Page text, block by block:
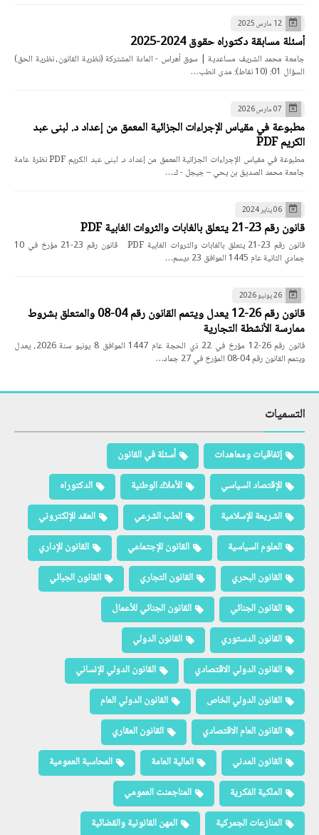
12 مارس 2025
أسئلة مسابقة دكتوراه حقوق 2024-2025
جامعة محمد الشريف مساعدية | سوق أهراس - المادة المشتركة (نظرية القانون، نظرية الحق)
السؤال 01: (10 نقاط): مدى انطب…
07 مارس 2026
مطبوعة في مقياس الإجراءات الجزائية المعمق من إعداد د. لبنى عبد
الكريم PDF
مطبوعة في مقياس الإجراءات الجزائية المعمق من إعداد د. لبنى عبد الكريم PDF نظرة عامة
جامعة محمد الصديق بن يحي – جيجل - ك…
06 يناير 2024
قانون رقم 23-21 يتعلق بالغابات والثروات الغابية PDF
قانون رقم 23-21 يتعلق بالغابات والثروات الغابية PDF قانون رقم 23-21 مؤرخ في 10
جمادي الثانية عام 1445 الموافق 23 ديسم…
26 يونيو 2026
قانون رقم 26-12 يعدل ويتمم القانون رقم 04-08 والمتعلق بشروط
ممارسة الأنشطة التجارية
قانون رقم 26-12 مؤرخ في 22 ذي الحجة عام 1447 الموافق 8 يونيو سنة 2026، يعدل
ويتمم القانون رقم 04-08 المؤرخ في 27 جماد…
التسميات
إتفاقيات ومعاهدات
أسئلة في القانون
الإقتصاد السياسي
الأملاك الوطنية
الدكتوراه
الشريعة الإسلامية
الطب الشرعي
العقد الإلكتروني
العلوم السياسية
القانون الإجتماعي
القانون الإداري
القانون البحري
القانون التجاري
القانون الجبائي
القانون الجنائي
القانون الجنائي للأعمال
القانون الدستوري
القانون الدولي
القانون الدولي الاقتصادي
القانون الدولي الإنساني
القانون الدولي الخاص
القانون الدولي العام
القانون العام الاقتصادي
القانون العقاري
القانون المدني
المالية العامة
المحاسبة العمومية
الملكية الفكرية
المناجمنت العمومي
المنازعات الجمركية
المهن القانونية والقضائية